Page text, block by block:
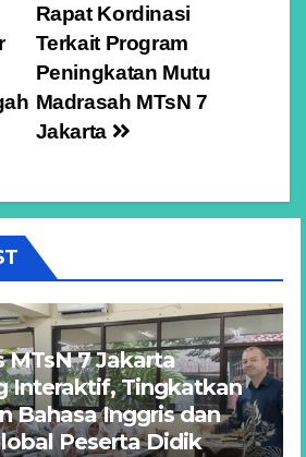
Rapat Kordinasi
Terkait Program
Peningkatan Mutu
Madrasah MTsN 7
Jakarta
MTsN 7 Jakarta
Interaktif, Tingkatkan
Bahasa Inggris dan
Peserta Didik